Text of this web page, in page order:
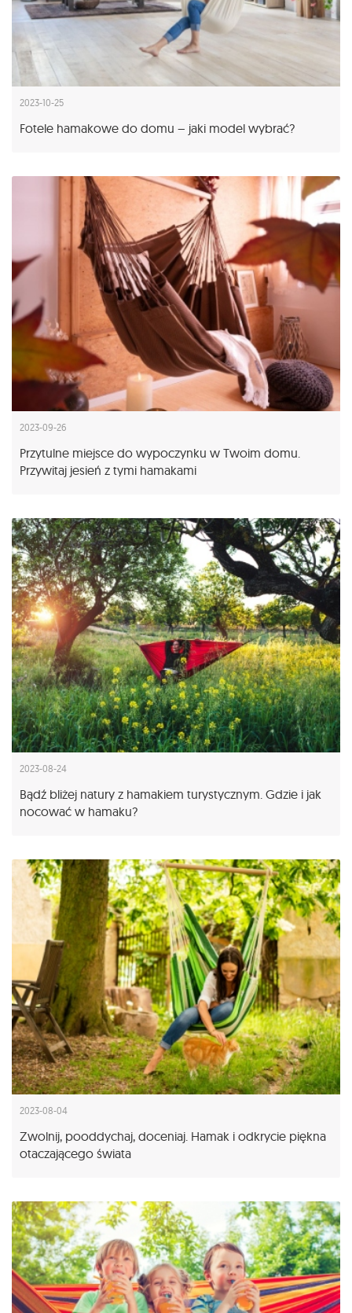
2023-10-25
Fotele hamakowe do domu – jaki model wybrać?
2023-09-26
Przytulne miejsce do wypoczynku w Twoim domu.
Przywitaj jesień z tymi hamakami
2023-08-24
Bądź bliżej natury z hamakiem turystycznym. Gdzie i jak
nocować w hamaku?
2023-08-04
Zwolnij, pooddychaj, doceniaj. Hamak i odkrycie piękna
otaczającego świata